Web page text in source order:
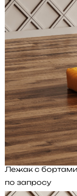
Лежак с
по запросу